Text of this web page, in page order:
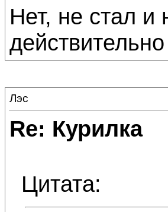
Нет, не стал
Лэс
Re: Курилка
Цитата: